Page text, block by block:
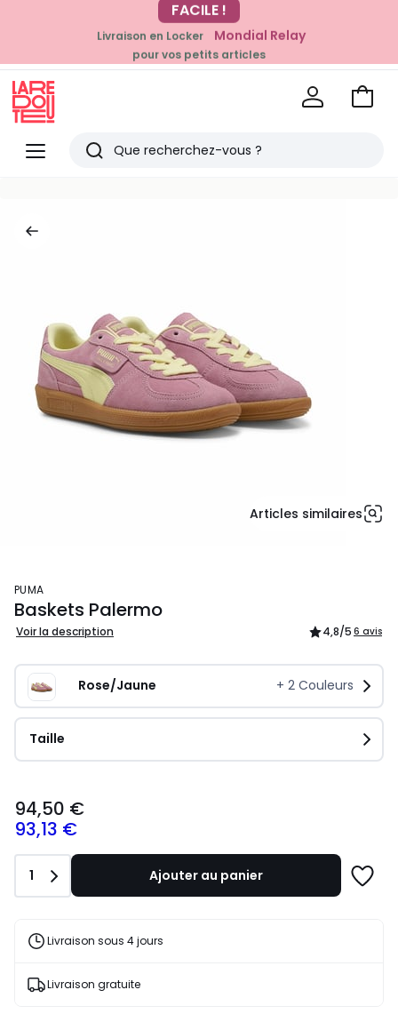
-20% dès 39€*
sur la mode
Livraison en Locker Mondial Relay
pour vos petits articles
Menu
Redoute
Rechercher
Voir
Articles similaires
PUMA
Baskets Palermo
Voir la description 4,8/5 6 avis
Rose/Jaune + 2 Couleurs
Taille
€.
93,13 €
94,50 €
Quantité
1 Ajouter au panier
Livraison sous 4 jours
Livraison gratuite